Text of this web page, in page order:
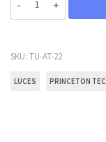
SKU: TU-AT-22
LUCES PRINCETON TEC